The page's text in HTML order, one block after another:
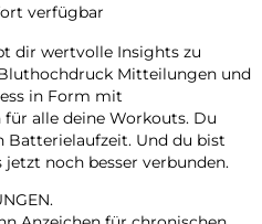
verfügbar
dir wertvolle Insights zu
Mitteilungen und
in Form mit
alle deine Workouts. Du
Batterielaufzeit. Und du bist
noch besser verbunden.